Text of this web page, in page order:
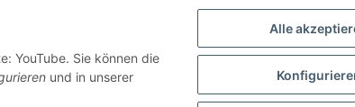
Alle
YouTube. Sie können die
und in unserer